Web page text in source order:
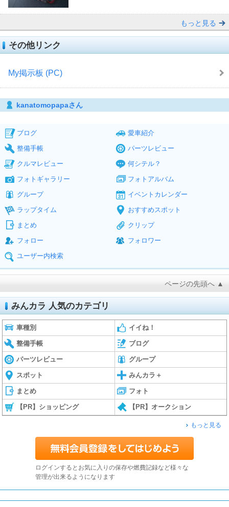
もっと見る
その他リンク
My掲示板 (PC)
kanatomopapaさん
ブログ
愛車紹介
整備手帳
パーツレビュー
クルマレビュー
何シテル？
フォトギャラリー
フォトアルバム
グループ
イベントカレンダー
ラップタイム
おすすめスポット
まとめ
クリップ
フォロー
フォロワー
ユーザー内検索
ページの先頭へ ▲
みんカラ 人気のカテゴリ
車種別 イイね！
整備手帳 ブログ
パーツレビュー グループ
スポット みんカラ＋
まとめ フォト
【PR】ショッピング 【PR】オークション
もっと見る
ログインするとお気に入りの保存や燃費記録など様々な
管理が出来るようになります